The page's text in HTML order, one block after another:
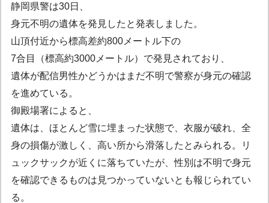
静岡県警は30日、
身元不明の遺体を発見したと発表しました。
山頂付近から標高差約800メートル下の
7合目（標高約3000メートル）で発見されており、
遺体が配信男性かどうかはまだ不明で警察が身元の確認
を進めている。
御殿場署によると、
遺体は、ほとんど雪に埋まった状態で、衣服が破れ、全
身の損傷が激しく、高い所から滑落したとみられる。リ
ュックサックが近くに落ちていたが、性別は不明で身元
を確認できるものは見つかっていないとも報じられてい
る。